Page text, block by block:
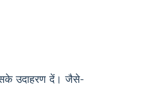
उदाहरण दें। जैसे-